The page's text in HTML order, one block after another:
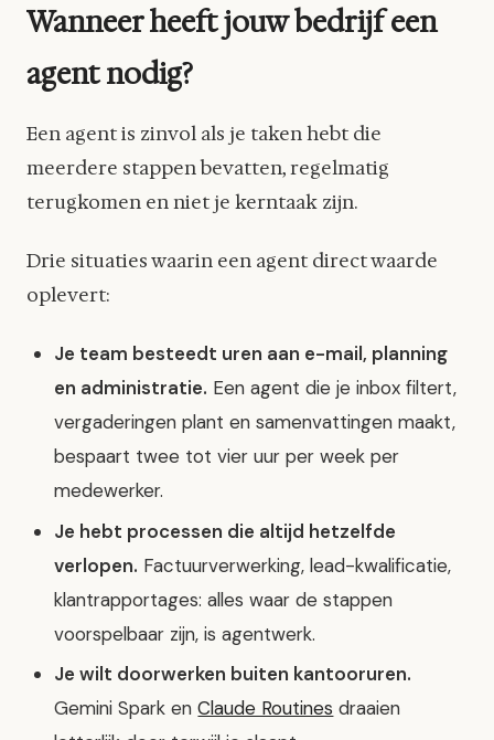
Wanneer heeft jouw bedrijf een
agent nodig?
Een agent is zinvol als je taken hebt die
meerdere stappen bevatten, regelmatig
terugkomen en niet je kerntaak zijn.
Drie situaties waarin een agent direct waarde
oplevert:
Je team besteedt uren aan e-mail, planning
en administratie. Een agent die je inbox filtert,
vergaderingen plant en samenvattingen maakt,
bespaart twee tot vier uur per week per
medewerker.
Je hebt processen die altijd hetzelfde
verlopen. Factuurverwerking, lead-kwalificatie,
klantrapportages: alles waar de stappen
voorspelbaar zijn, is agentwerk.
Je wilt doorwerken buiten kantooruren.
Gemini Spark enClaude Routines draaien